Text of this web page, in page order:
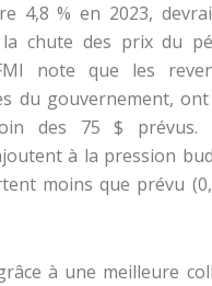
4,8 % en 2023,
chute des prix du
note que les
du gouvernement,
des 75 $ prévus.
à la pression
moins que prévu
à une meilleure